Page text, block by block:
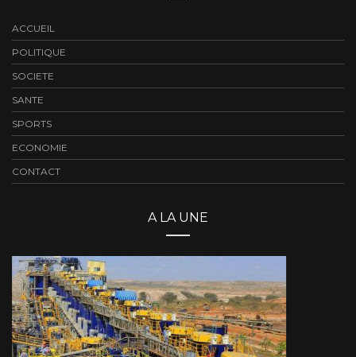
ACCUEIL
POLITIQUE
SOCIETE
SANTE
SPORTS
ECONOMIE
CONTACT
A LA UNE